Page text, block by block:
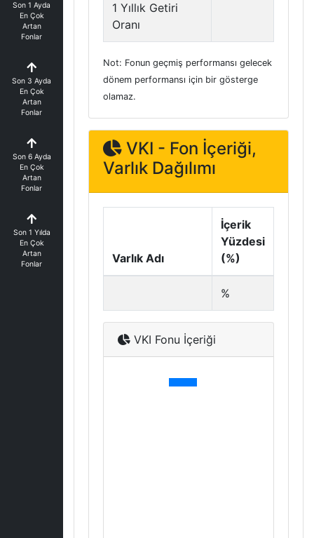
Son 1 Ayda
En Çok
Artan
Fonlar
Son 3 Ayda
En Çok
Artan
Fonlar
Son 6 Ayda
En Çok
Artan
Fonlar
Son 1 Yılda
En Çok
Artan
Fonlar
1 Yıllık Getiri
Oranı
Not: Fonun geçmiş performansı gelecek
dönem performansı için bir gösterge
olamaz.
VKI - Fon İçeriği,
Varlık Dağılımı
Varlık Adı
İçerik
Yüzdesi
(%)
%
VKI Fonu İçeriği